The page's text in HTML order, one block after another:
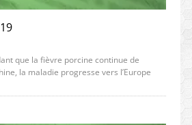
que la fièvre porcine continue de
la maladie progresse vers l’Europe